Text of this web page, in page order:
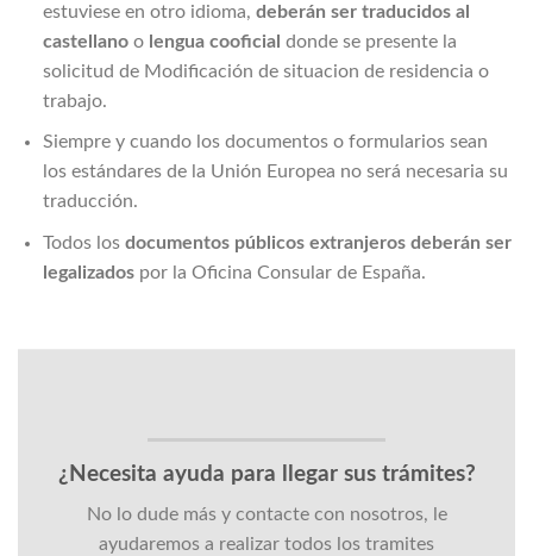
estuviese en otro idioma, deberán ser traducidos al
castellanoo lengua cooficial donde se presente la
solicitud de Modificación de situacion de residencia o
trabajo.
Siempre y cuando los documentos o formularios sean
los estándares de la Unión Europea no será necesaria su
traducción.
Todos los documentos públicos extranjeros deberán ser
legalizadospor la Oficina Consular de España.
¿Necesita ayuda para llegar sus trámites?
No lo dude más y contacte con nosotros, le
ayudaremos a realizar todos los tramites